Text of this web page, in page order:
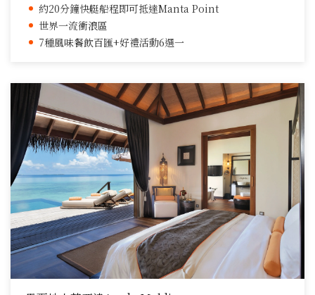
約20分鐘快艇船程即可抵達Manta Point
世界一流衝浪區
7種風味餐飲百匯+好禮活動6選一